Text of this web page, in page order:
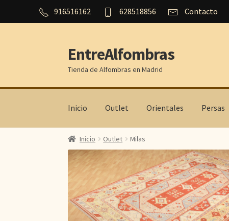
916516162 628518856 Contacto
Ir
a
la
navegación
Ir
al
contenido
EntreAlfombras
Tienda de Alfombras en Madrid
Inicio Outlet Orientales Persas
Inicio Outlet Milas